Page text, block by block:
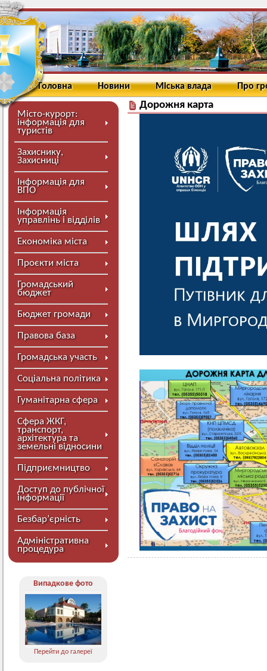
Головна Новини Міська влада Про
Місто-курорт:
інформація для
туристів
Захиснику,
Захисниці
Інформація для
ВПО
Інформація
управлінь і відділів
Економіка міста
Проєкти міста
Громадський
бюджет
Бюджет громади
Правова база
Громадська участь
Соціальна політика
Гуманітарна сфера
Сфера ЖКГ,
транспорт,
архітектура та
земельні відносини
Підприємництво
Доступ до публічної
інформації
Безбар’єрність
Адміністративна
процедура
Випадкове фото
Перейти до галереї
Дорожня карта